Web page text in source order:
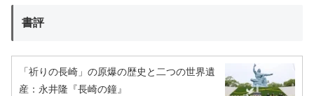
書評
「祈りの長崎」の原爆の歴史と二つの世界遺
産：永井隆『長崎の鐘』